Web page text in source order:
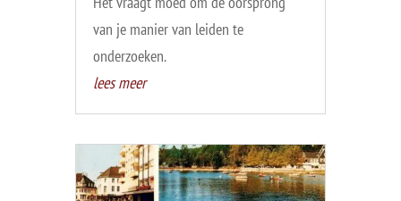
van je manier van leiden te
onderzoeken.
lees meer